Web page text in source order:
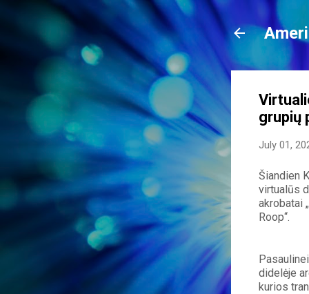
grupių
July 01,
Šiandien
virtualūs
akrobatai
Roop“.
didelėje
kurios